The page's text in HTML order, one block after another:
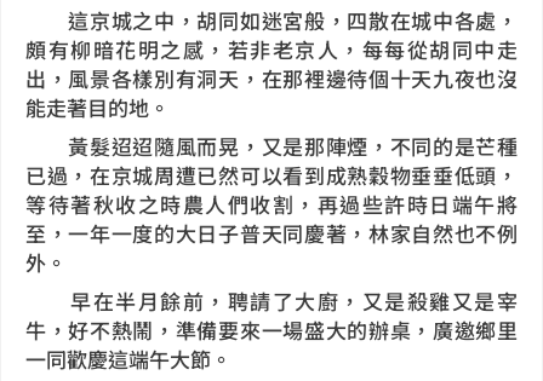
這京城之中，胡同如迷宮般，四散在城中各處，
頗有柳暗花明之感，若非老京人，每每從胡同中走
出，風景各樣別有洞天，在那裡邊待個十天九夜也沒
能走著目的地。
黃髮迢迢隨風而晃，又是那陣煙，不同的是芒種
已過，在京城周遭已然可以看到成熟穀物垂垂低頭，
等待著秋收之時農人們收割，再過些許時日端午將
至，一年一度的大日子普天同慶著，林家自然也不例
外。
早在半月餘前，聘請了大廚，又是殺雞又是宰
牛，好不熱鬧，準備要來一場盛大的辦桌，廣邀鄉里
一同歡慶這端午大節。